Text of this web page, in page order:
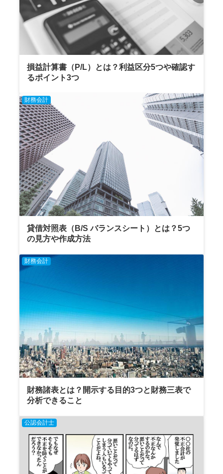
損益計算書（P/L）とは？利益区分5つや確認す
るポイント3つ
財務会計
貸借対照表（B/S バランスシート）とは？5つ
の見方や作成方法
財務会計
財務諸表とは？開示する目的3つと財務三表で
分析できること
公認会計士